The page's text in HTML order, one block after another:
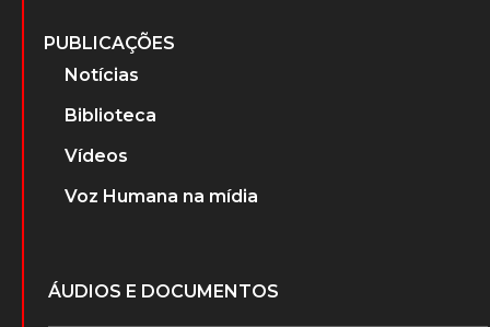
PUBLICAÇÕES
Notícias
Biblioteca
Vídeos
Voz Humana na mídia
ÁUDIOS E DOCUMENTOS